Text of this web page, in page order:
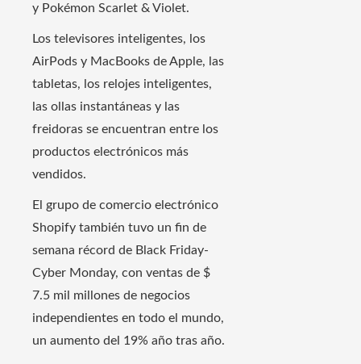
y Pokémon Scarlet & Violet.
Los televisores inteligentes, los
AirPods y MacBooks de Apple, las
tabletas, los relojes inteligentes,
las ollas instantáneas y las
freidoras se encuentran entre los
productos electrónicos más
vendidos.
El grupo de comercio electrónico
Shopify también tuvo un fin de
semana récord de Black Friday-
Cyber ​​Monday, con ventas de $
7.5 mil millones de negocios
independientes en todo el mundo,
un aumento del 19% año tras año.